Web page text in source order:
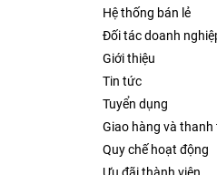
Hệ thống bán lẻ
Đối tác doanh
Giới thiệu
Tin tức
Tuyển dụng
Giao hàng và thanh
Quy chế hoạt động